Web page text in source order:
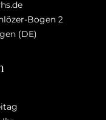
Bogen 2
(DE)